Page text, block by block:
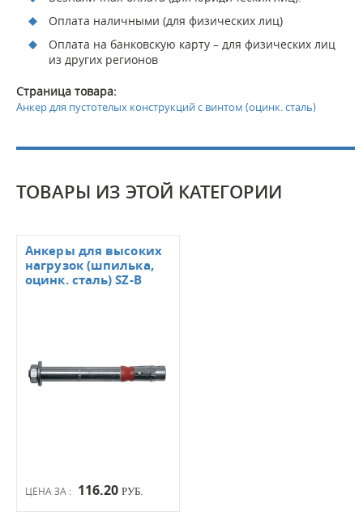
Оплата наличными (для физических лиц)
Оплата на банковскую карту – для физических лиц
из других регионов
Страница товара:
Анкер для пустотелых конструкций с винтом (оцинк. сталь)
ТОВАРЫ ИЗ ЭТОЙ КАТЕГОРИИ
ЦЕНА ЗА : 116.20 РУБ.
Анкеры для высоких
нагрузок (шпилька,
оцинк. сталь) SZ-В